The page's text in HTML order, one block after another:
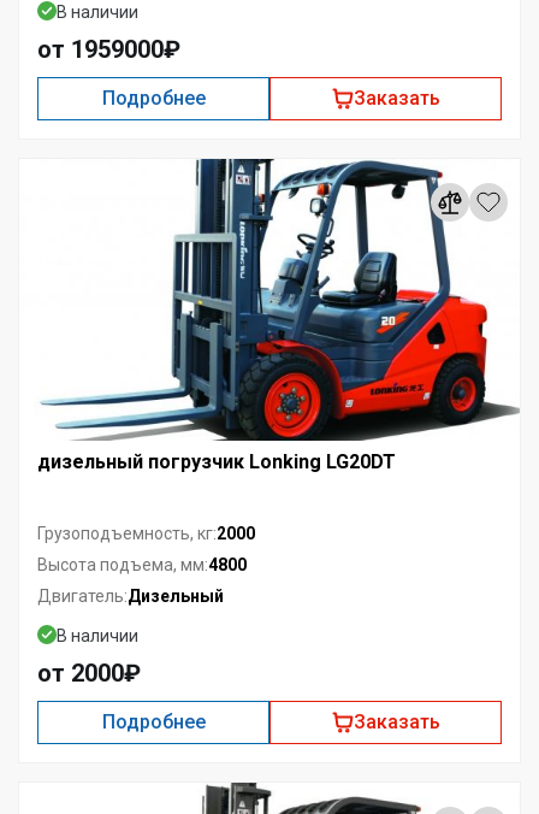
В наличии
от 1959000₽
Подробнее Заказать
дизельный погрузчик Lonking LG20DT
Грузоподъемность, кг:2000
Высота подъема, мм:4800
Двигатель:Дизельный
В наличии
от 2000₽
Подробнее Заказать